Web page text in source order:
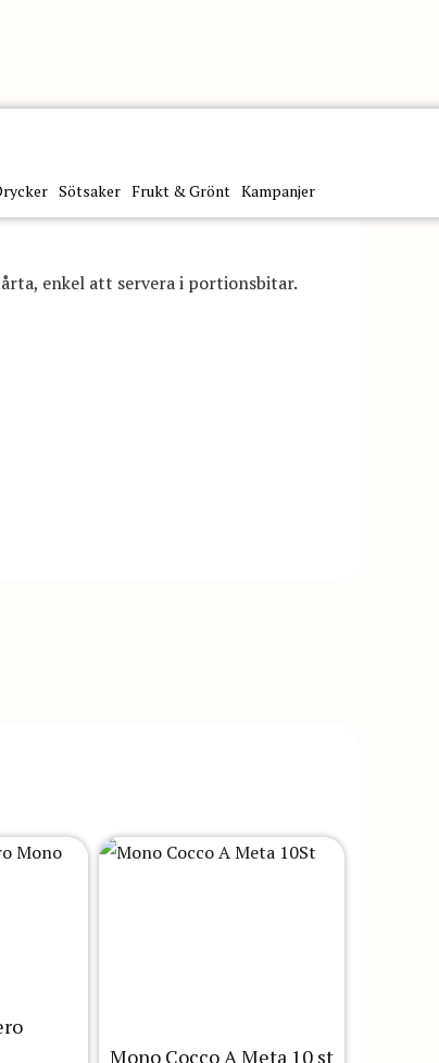
Sötsaker Frukt & Grönt Kampanjer
skivad Lavezzi
enkel att servera i portionsbitar.
Mono Cocco A Meta 10 st